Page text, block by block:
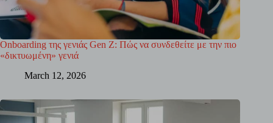
Onboarding της γενιάς Gen Z: Πώς να συνδεθείτε με την πιο
«δικτυωμένη» γενιά
March 12, 2026